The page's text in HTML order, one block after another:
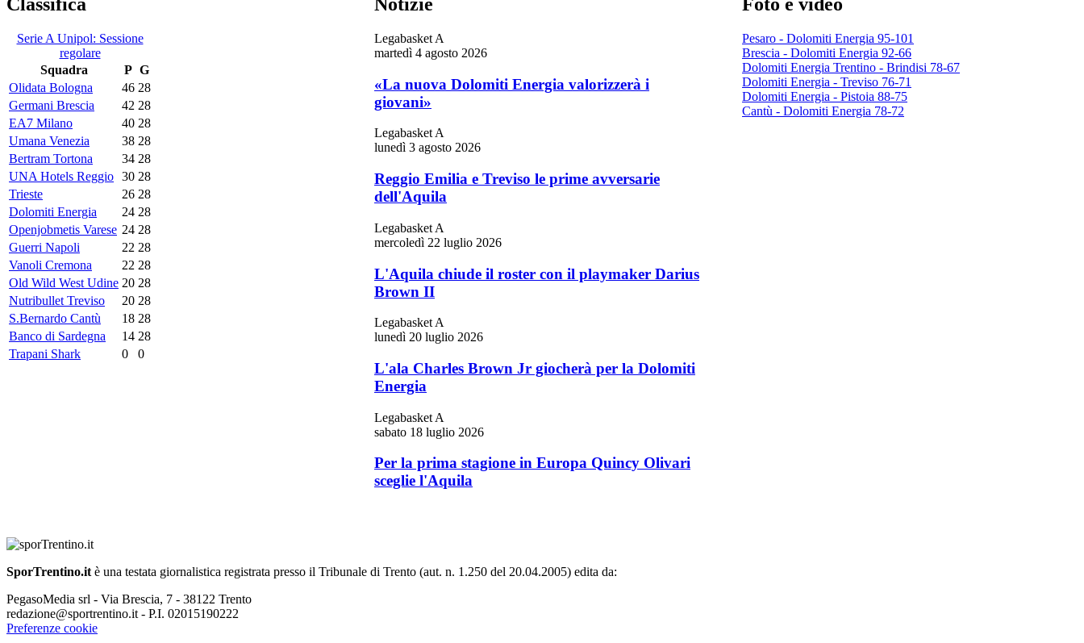
Serie A Unipol: Sessione
regolare
Squadra
P G
Olidata Bologna
46 28
Germani Brescia
42 28
EA7 Milano
40 28
Umana Venezia
38 28
Bertram Tortona
34 28
UNA Hotels Reggio 30 28
Trieste
26 28
Dolomiti Energia
24 28
Openjobmetis Varese 24 28
Guerri Napoli
22 28
Vanoli Cremona
22 28
Old Wild West Udine 20 28
Nutribullet Treviso
20 28
S.Bernardo Cantù
18 28
Banco di Sardegna
14 28
Trapani Shark
0 0
Legabasket A
martedì 4 agosto 2026
«La nuova Dolomiti Energia valorizzerà i
giovani»
Legabasket A
lunedì 3 agosto 2026
Reggio Emilia e Treviso le prime avversarie
dell'Aquila
Legabasket A
mercoledì 22 luglio 2026
L'Aquila chiude il roster con il playmaker Darius
Brown II
Legabasket A
lunedì 20 luglio 2026
L'ala Charles Brown Jr giocherà per la Dolomiti
Energia
Legabasket A
sabato 18 luglio 2026
Per la prima stagione in Europa Quincy Olivari
sceglie l'Aquila
Pesaro - Dolomiti Energia 95-101
Brescia - Dolomiti Energia 92-66
Dolomiti Energia Trentino - Brindisi 78-67
Dolomiti Energia - Treviso 76-71
Dolomiti Energia - Pistoia 88-75
Cantù - Dolomiti Energia 78-72
SporTrentino.it è una testata giornalistica registrata presso il Tribunale di Trento (aut. n. 1.250 del 20.04.2005) edita da:
PegasoMedia srl - Via Brescia, 7 - 38122 Trento
redazione@sportrentino.it - P.I. 02015190222
Preferenze cookie